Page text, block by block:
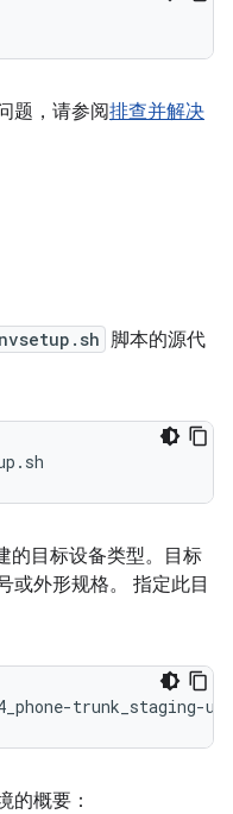
题，请参阅排查并解决
脚本的源代
目标设备类型。
目标
或外形规格。 指定此目
trunk_staging-
的概要：